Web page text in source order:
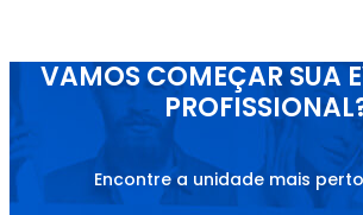
VAMOS COMEÇAR SUA
Encontre a unidade mais